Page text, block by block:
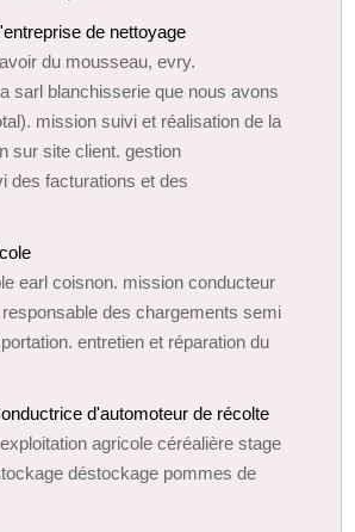
de nettoyage
du mousseau, evry.
sarl blanchisserie que nous avons
mission suivi et réalisation de la
sur site client. gestion
des facturations et des
earl coisnon. mission conducteur
des chargements semi
entretien et réparation du
d'automoteur de récolte
agricole céréalière stage
déstockage pommes de